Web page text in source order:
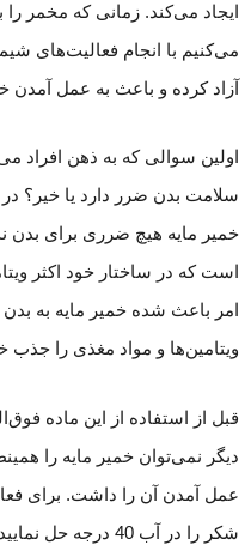
ایجاد می‌کند. زمانی که مخمر
می‌کنیم با انجام فعالیت‌های
آزاد کرده و باعث به عمل
اولین سوالی که به ذهن افراد
سلامت بدن ضرر دارد یا خیر؟ در
خمیر مایه هیچ ضرری برای بدن
است که در ساختار خود اکثر
امر باعث شده خمیر مایه به
ویتامین‌ها و مواد مغذی را جذب
قبل از استفاده از این ماده
دیگر نمی‌توان خمیر مایه را
عمل آمدن آن را داشت. برای
شکر را در آب 40